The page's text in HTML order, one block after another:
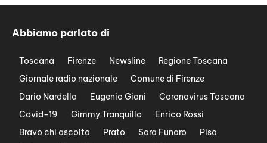
Abbiamo parlato di
Toscana Firenze Newsline
Regione Toscana
Giornale radio nazionale
Comune di Firenze
Dario Nardella
Eugenio Giani
Coronavirus Toscana
Covid-19
Gimmy Tranquillo
Enrico Rossi
Bravo chi ascolta
Prato Sara Funaro
Pisa